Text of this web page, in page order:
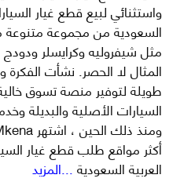
واستثنائي لبيع قطع غيار
السعودية من مجموعة متنوعة
مثل شيفروليه وكرايسلر
طويلة لتوفير منصة تسوق
السيارات الأصلية والبديلة
أكثر مواقع طلب قطع غيار
العربية السعودية...المزيد